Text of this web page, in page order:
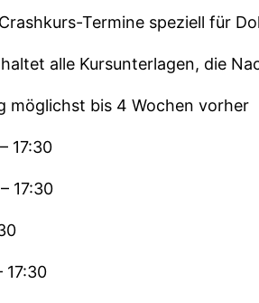
Termine speziell für
alle Kursunterlagen, die
möglichst bis 4 Wochen vorher
17:30
17:30
17:30